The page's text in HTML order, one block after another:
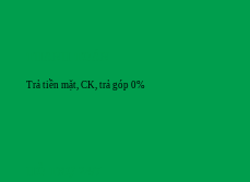
Trả tiền mặt, CK, trả góp 0%